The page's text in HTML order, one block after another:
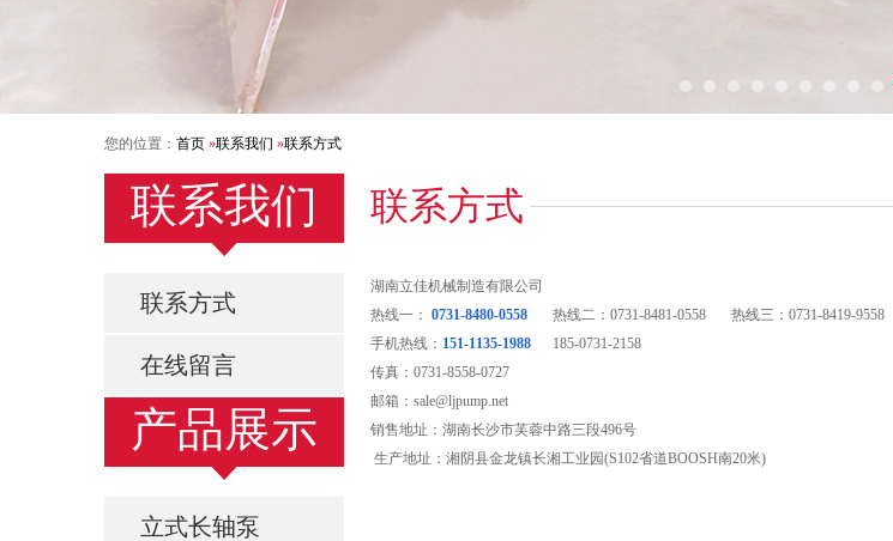
1 2 3 4 8
您的位置： 首页 »联系我们 »联系方式
联系我们
联系方式
在线留言
产品展示
立式长轴泵
联系方式
湖南立佳机械制造有限公司
热线一： 0731-8480-0558 热线二：0731-8481-0558 热线三：0731-8419-9558
手机热线： 151-1135-1988 185-0731-2158
传真：0731-8558-0727
邮箱：sale@ljpump.net
销售地址：湖南长沙市芙蓉中路三段496号
生产地址：湘阴县金龙镇长湘工业园(S102省道BOOSH南20米)